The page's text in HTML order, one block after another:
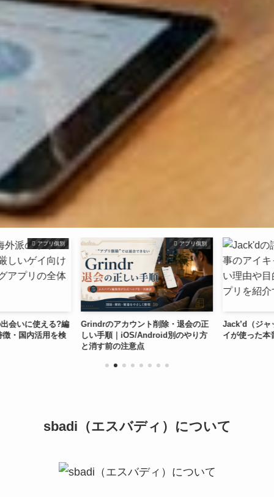
アプリ個別
いに使える?編
国内活用を検
アプリ個別
Grindrのアカウント削除・退会の正
しい手順｜iOS/Android別のやり方
と消す前の注意点
Jack’d（ジャ
イが使った本音
sbadi（エスバディ）について